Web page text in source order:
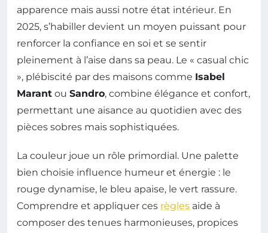
apparence mais aussi notre état intérieur. En
2025, s’habiller devient un moyen puissant pour
renforcer la confiance en soi et se sentir
pleinement à l’aise dans sa peau. Le « casual chic
», plébiscité par des maisons comme Isabel
Marant ou Sandro, combine élégance et confort,
permettant une aisance au quotidien avec des
pièces sobres mais sophistiquées.
La couleur joue un rôle primordial. Une palette
bien choisie influence humeur et énergie : le
rouge dynamise, le bleu apaise, le vert rassure.
Comprendre et appliquer ces règles aide à
composer des tenues harmonieuses, propices